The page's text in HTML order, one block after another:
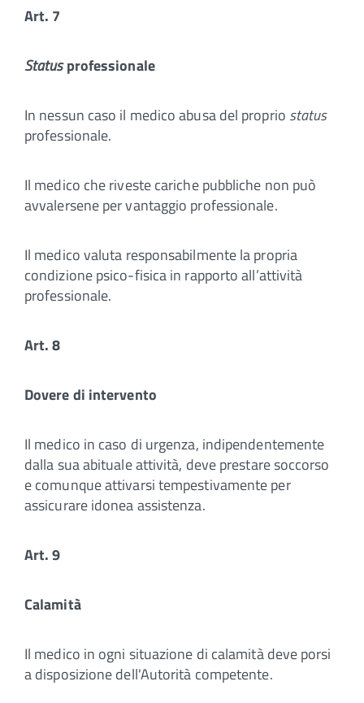
Art. 7
Statusprofessionale
In nessun caso il medico abusa del proprio status
professionale.
Il medico che riveste cariche pubbliche non può
avvalersene per vantaggio professionale.
Il medico valuta responsabilmente la propria
condizione psico-fisica in rapporto all’attività
professionale.
Art. 8
Dovere di intervento
Il medico in caso di urgenza, indipendentemente
dalla sua abituale attività, deve prestare soccorso
e comunque attivarsi tempestivamente per
assicurare idonea assistenza.
Art. 9
Calamità
Il medico in ogni situazione di calamità deve porsi
a disposizione dell'Autorità competente.